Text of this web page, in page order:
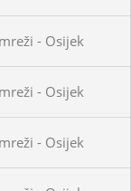
- Osijek
- Osijek
- Osijek